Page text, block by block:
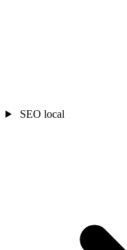
SEO local